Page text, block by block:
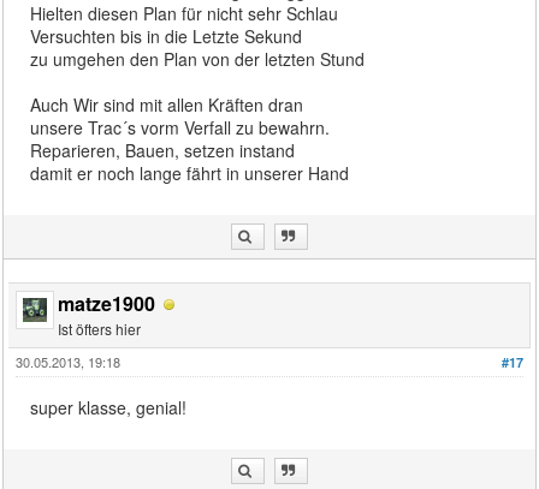
Hielten diesen Plan für nicht sehr Schlau
Versuchten bis in die Letzte Sekund
zu umgehen den Plan von der letzten Stund
Auch Wir sind mit allen Kräften dran
unsere Trac´s vorm Verfall zu bewahrn.
Reparieren, Bauen, setzen instand
damit er noch lange fährt in unserer Hand
matze1900
Ist öfters hier
#17
30.05.2013, 19:18
super klasse, genial!